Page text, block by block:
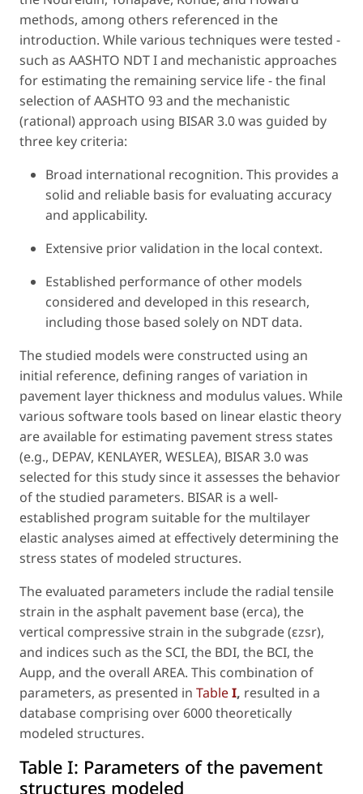
methods, among others referenced in the
introduction. While various techniques were tested -
such as AASHTO NDT I and mechanistic approaches
for estimating the remaining service life - the final
selection of AASHTO 93 and the mechanistic
(rational) approach using BISAR 3.0 was guided by
three key criteria:
Broad international recognition. This provides a
solid and reliable basis for evaluating accuracy
and applicability.
Extensive prior validation in the local context.
Established performance of other models
considered and developed in this research,
including those based solely on NDT data.
The studied models were constructed using an
initial reference, defining ranges of variation in
pavement layer thickness and modulus values. While
various software tools based on linear elastic theory
are available for estimating pavement stress states
(e.g., DEPAV, KENLAYER, WESLEA), BISAR 3.0 was
selected for this study since it assesses the behavior
of the studied parameters. BISAR is a well-
established program suitable for the multilayer
elastic analyses aimed at effectively determining the
stress states of modeled structures.
The evaluated parameters include the radial tensile
strain in the asphalt pavement base (erca), the
vertical compressive strain in the subgrade (εzsr),
and indices such as the SCI, the BDI, the BCI, the
Aupp, and the overall AREA. This combination of
parameters, as presented in TableI, resulted in a
database comprising over 6000 theoretically
modeled structures.
Table I: Parameters of the pavement
structures modeled